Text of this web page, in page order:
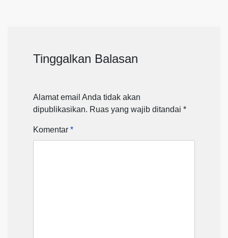
Tinggalkan Balasan
Alamat email Anda tidak akan
dipublikasikan. Ruas yang wajib ditandai *
Komentar *